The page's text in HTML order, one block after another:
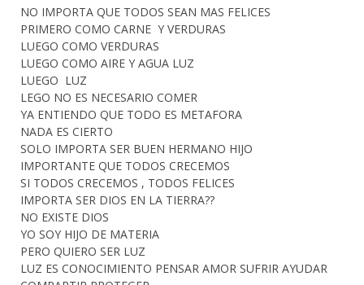
NO IMPORTA QUE TODOS SEAN MAS FELICES
PRIMERO COMO CARNE Y VERDURAS
LUEGO COMO VERDURAS
LUEGO COMO AIRE Y AGUA LUZ
LUEGO LUZ
LEGO NO ES NECESARIO COMER
YA ENTIENDO QUE TODO ES METAFORA
NADA ES CIERTO
SOLO IMPORTA SER BUEN HERMANO HIJO
IMPORTANTE QUE TODOS CRECEMOS
SI TODOS CRECEMOS , TODOS FELICES
IMPORTA SER DIOS EN LA TIERRA??
NO EXISTE DIOS
YO SOY HIJO DE MATERIA
PERO QUIERO SER LUZ
LUZ ES CONOCIMIENTO PENSAR AMOR SUFRIR AYUDAR